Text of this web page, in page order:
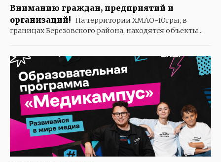
Вниманию граждан, предприятий и
организаций! На территории ХМАО-Югры, в
границах Березовского района, находятся объекты...